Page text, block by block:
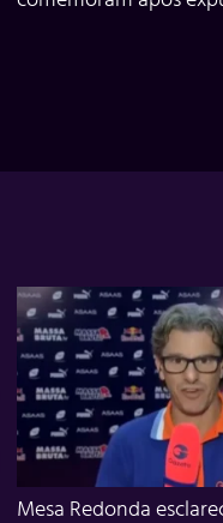
Mesa Redonda